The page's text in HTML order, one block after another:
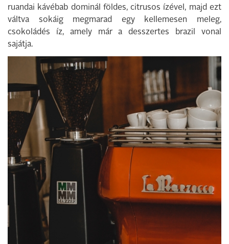
ruandai kávébab dominál földes, citrusos ízével, majd ezt
váltva sokáig megmarad egy kellemesen meleg,
csokoládés íz, amely már a desszertes brazil vonal
sajátja.